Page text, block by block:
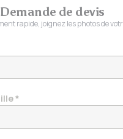
Demande de devis
rapide, joignez les photos de
*